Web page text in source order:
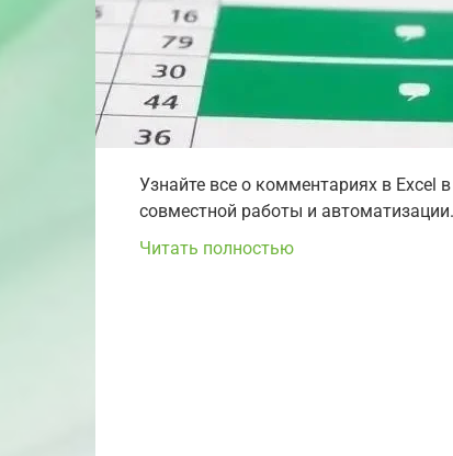
Узнайте все о комментариях в
совместной работы и
Читать полностью